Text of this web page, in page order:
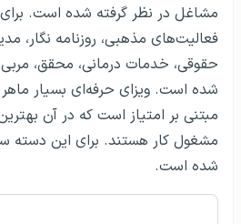
مشاغل در نظر گرفته شده است. برای
فعالیت‌های مذهبی، روزنامه نگار،
حقوقی، خدمات درمانی، محقق،
شده است. ویزای حرفه‌ای بسیار
مبتنی بر امتیاز است که در آن
مشغول کار هستند. برای این دسته
شده است.